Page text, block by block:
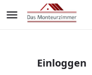
Einloggen